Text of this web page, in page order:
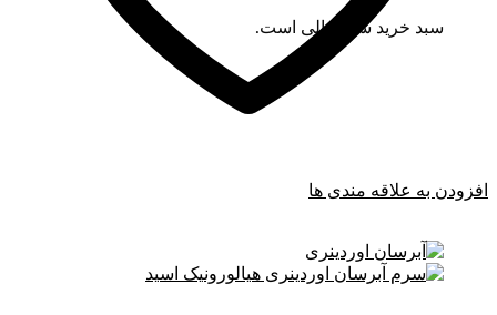
سبد خرید شما خالی است.
افزودن به علاقه مندی ها